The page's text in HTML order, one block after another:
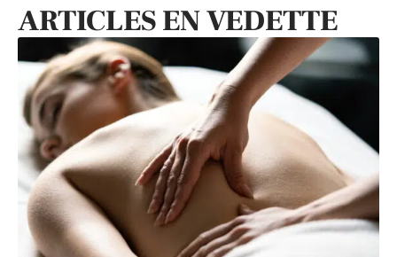
ARTICLES EN VEDETTE